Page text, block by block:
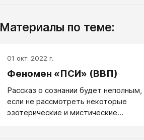
Материалы по теме:
01 окт. 2022 г.
Феномен «ПСИ» (ВВП)
Рассказ о сознании будет неполным,
если не рассмотреть некоторые
эзотерические и мистические